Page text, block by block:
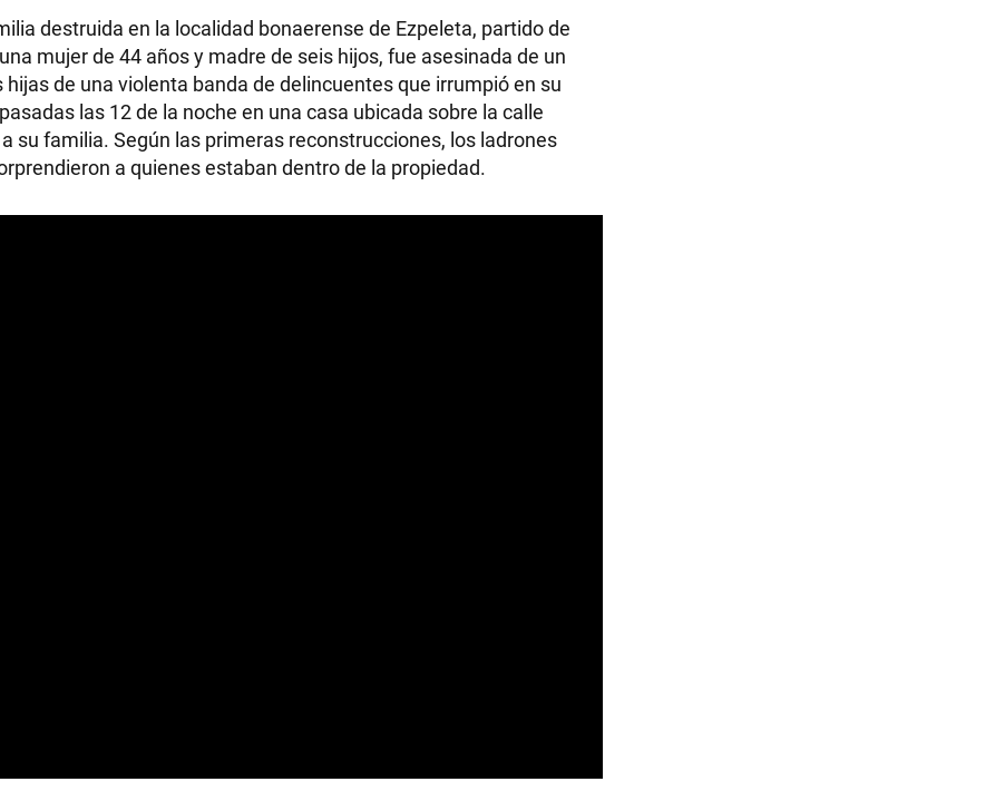
destruida en la localidad bonaerense de Ezpeleta, partido de
mujer de 44 años y madre de seis hijos, fue asesinada de un
de una violenta banda de delincuentes que irrumpió en su
las 12 de la noche en una casa ubicada sobre la calle
su familia. Según las primeras reconstrucciones, los ladrones
a quienes estaban dentro de la propiedad.